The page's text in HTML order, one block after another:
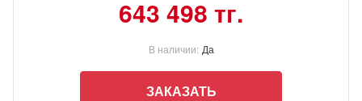
643 498 тг.
В наличии: Да
ЗАКАЗАТЬ